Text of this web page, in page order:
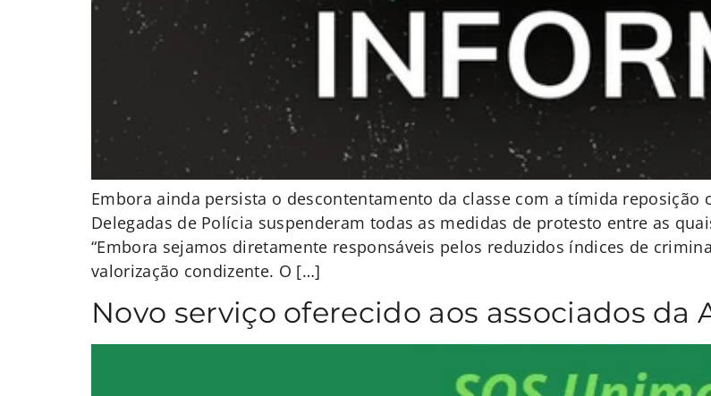
Embora ainda persista o descontentamento da classe com a tímida reposição
Delegadas de Polícia suspenderam todas as medidas de protesto entre as
“Embora sejamos diretamente responsáveis pelos reduzidos índices de
valorização condizente. O […]
Novo serviço oferecido aos associados da